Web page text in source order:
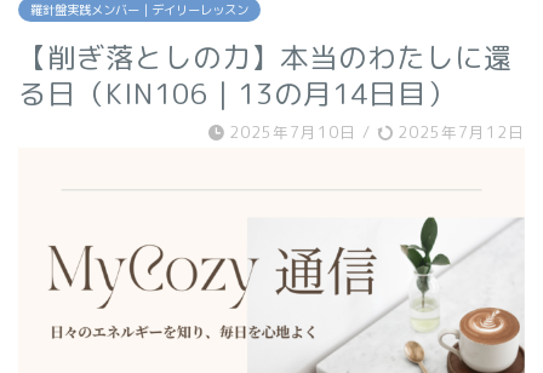
羅針盤実践メンバー｜デイリーレッスン
【削ぎ落としの力】本当のわたしに還
る日（KIN106｜13の月14日目）
2025年7月10日 / 2025年7月12日